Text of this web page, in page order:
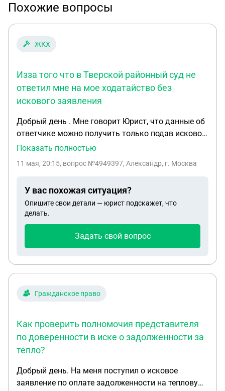
Похожие вопросы
ЖКХ
Изза того что в Тверской районный суд не
ответил мне на мое ходатайство без
искового заявления
Добрый день . Мне говорит Юрист, что данные об
ответчике можно получить только подав исковое
заявление в суд приложив ходатайство с
ответчике. Без искового заявления у меня
не ответили. Юрист сегодня отказал в услуге
написания жалобы в Верховный суд РФ на
Высшую квалификационную коллегию судей.
ответил мне на мое ходатайство без искового
Показать полностью
11 мая, 20:15, вопрос №4949397, Александр, г. Москва
У вас похожая ситуация?
Опишите свои детали — юрист подскажет, что
делать.
Задать свой вопрос
Гражданское право
Как проверить полномочия представителя
по доверенности в иске о задолженности за
тепло?
Добрый день. На меня поступил о исковое
заявление по оплате задолженности на тепловую